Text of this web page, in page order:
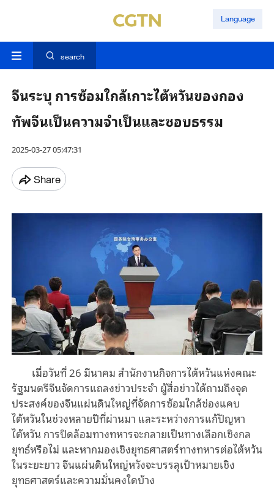
Language
search
จีนระบุ การซ้อมใกล้เกาะไต้หวันของกอง
ทัพจีนเป็นความจำเป็นและชอบธรรม
2025-03-27 05:47:31
Share
เมื่อวันที่ 26 มีนาคม สำนักงานกิจการไต้หวันแห่งคณะ
รัฐมนตรีจีนจัดการแถลงข่าวประจำ ผู้สื่อข่าวได้ถามถึงจุด
ประสงค์ของจีนแผ่นดินใหญ่ที่จัดการซ้อมใกล้ช่องแคบ
ไต้หวันในช่วงหลายปีที่ผ่านมา และระหว่างการแก้ปัญหา
ไต้หวัน การปิดล้อมทางทหารจะกลายเป็นทางเลือกเชิงกล
ยุทธ์หรือไม่ และหากมองเชิงยุทธศาสตร์ทางทหารต่อไต้หวัน
ในระยะยาว จีนแผ่นดินใหญ่หวังจะบรรลุเป้าหมายเชิง
ยุทธศาสตร์และความมั่นคงใดบ้าง